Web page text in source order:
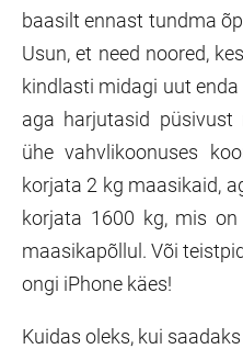
baasilt ennast tundma
Usun, et need noored,
kindlasti midagi uut
aga harjutasid
ühe vahvlikoonuses
korjata 2 kg maasikaid,
korjata 1600 kg, mis
maasikapõllul. Või
ongi iPhone käes!
Kuidas oleks, kui